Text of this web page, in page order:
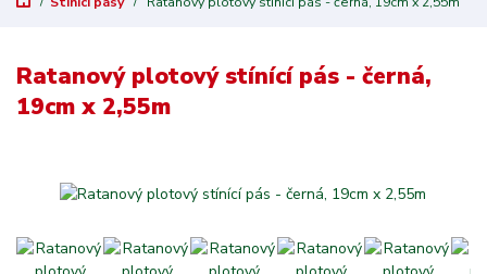
Ratanový plotový stínící pás - černá,
19cm x 2,55m